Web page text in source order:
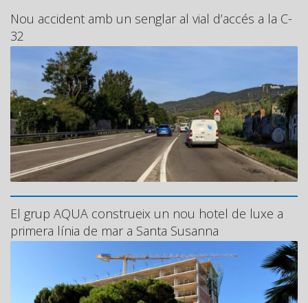
Nou accident amb un senglar al vial d’accés a la C-
32
El grup AQUA construeix un nou hotel de luxe a
primera línia de mar a Santa Susanna